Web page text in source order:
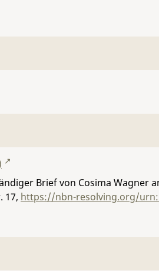
Brief von Cosima Wagner
17, https://nbn-resolving.org/